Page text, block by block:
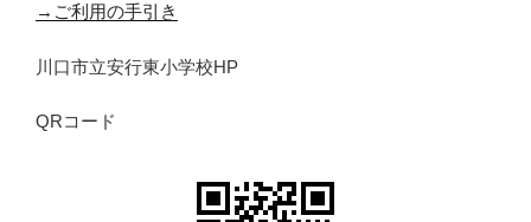
→ご利用の手引き
川口市立安行東小学校HP
QRコード